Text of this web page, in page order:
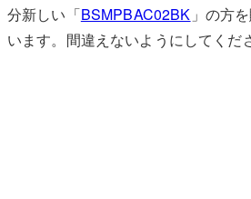
分新しい「BSMPBAC02BK 」の方
います。間違えないようにしてくだ